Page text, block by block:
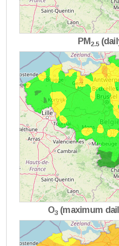
PM 2.5
O3(maximum